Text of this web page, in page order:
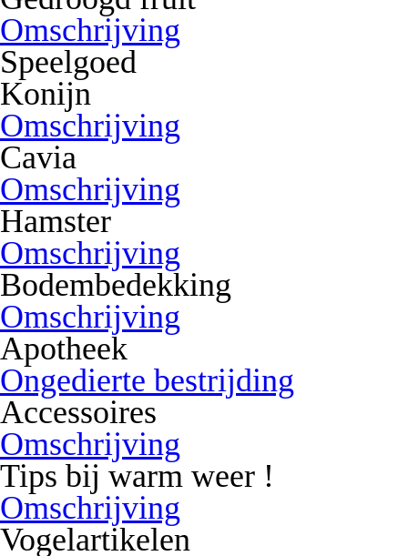
Omschrijving
Speelgoed
Konijn
Omschrijving
Cavia
Omschrijving
Hamster
Omschrijving
Bodembedekking
Omschrijving
Apotheek
Ongedierte bestrijding
Accessoires
Omschrijving
Tips bij warm weer !
Omschrijving
Vogelartikelen